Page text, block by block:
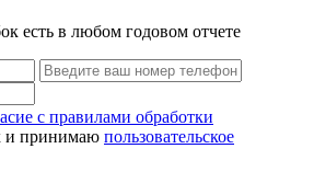
есть в любом годовом отчете
с правилами обработки
и принимаю пользовательское